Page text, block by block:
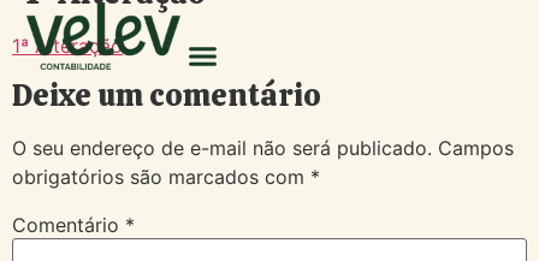
1ª Alteração
Deixe um comentário
O seu endereço de e-mail não será publicado. Campos
obrigatórios são marcados com *
Comentário *